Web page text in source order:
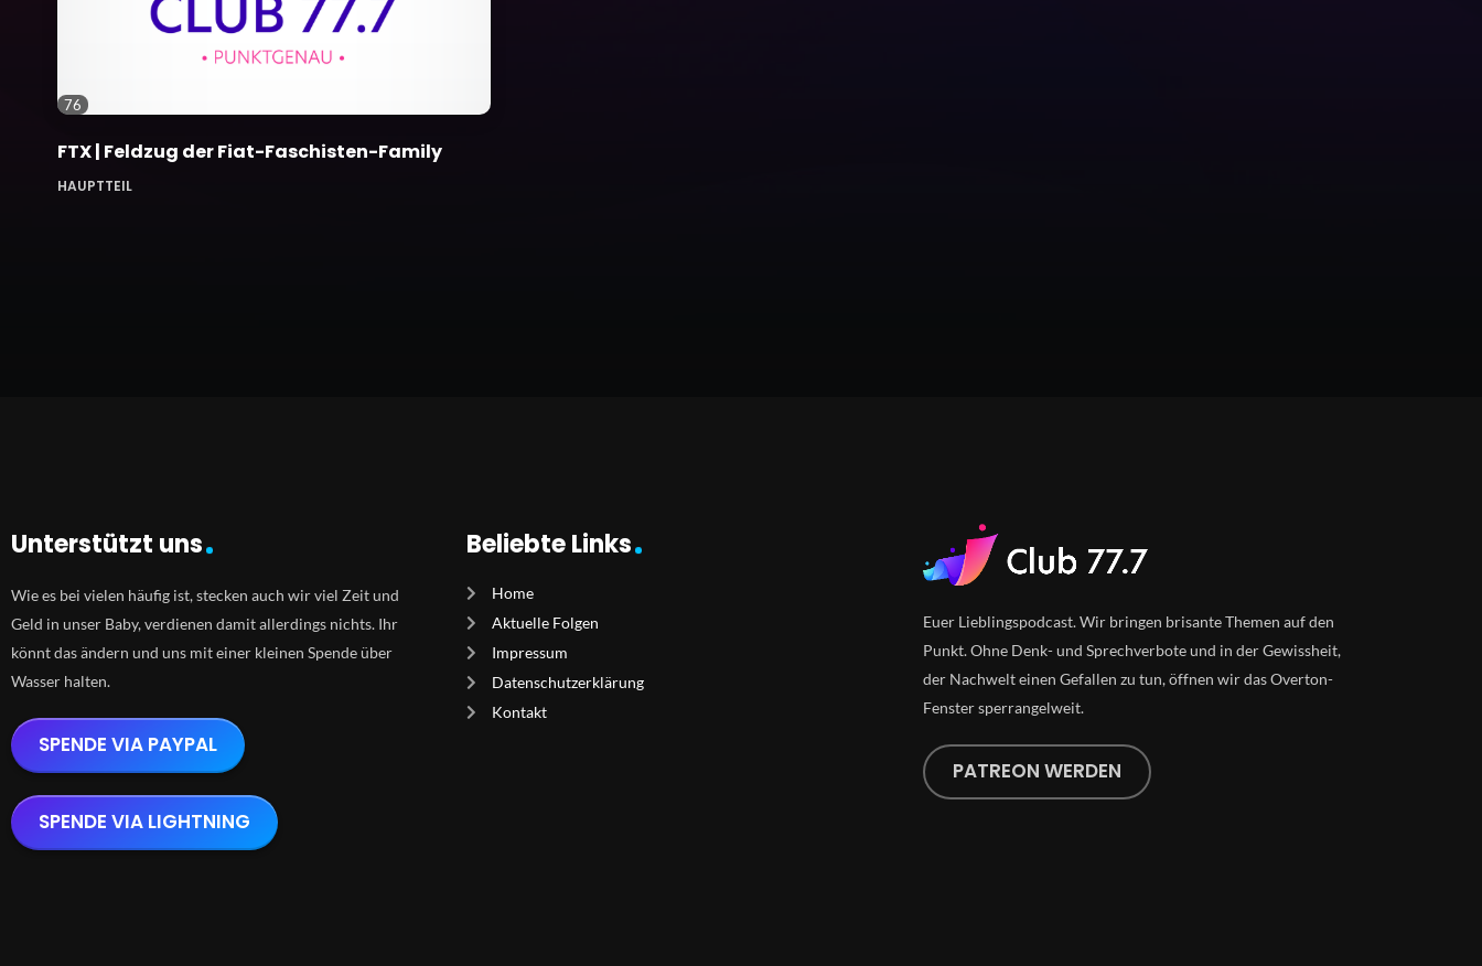
76
FTX | Feldzug der Fiat-Faschisten-Family
HAUPTTEIL
Unterstützt uns
Wie es bei vielen häufig ist, stecken auch wir viel Zeit und
Geld in unser Baby, verdienen damit allerdings nichts. Ihr
könnt das ändern und uns mit einer kleinen Spende über
Wasser halten.
SPENDE VIA PAYPAL
SPENDE VIA LIGHTNING
Beliebte Links
Home
Aktuelle Folgen
Impressum
Datenschutzerklärung
Kontakt
Euer Lieblingspodcast. Wir bringen brisante Themen auf den
Punkt. Ohne Denk- und Sprechverbote und in der Gewissheit,
der Nachwelt einen Gefallen zu tun, öffnen wir das Overton-
Fenster sperrangelweit.
PATREON WERDEN